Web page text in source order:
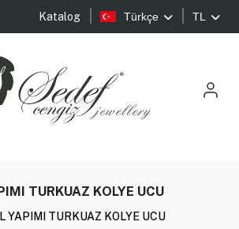
Katalog Türkçe TL
TURKUAZ KOLYE UCU
YAPIMI TURKUAZ KOLYE UCU